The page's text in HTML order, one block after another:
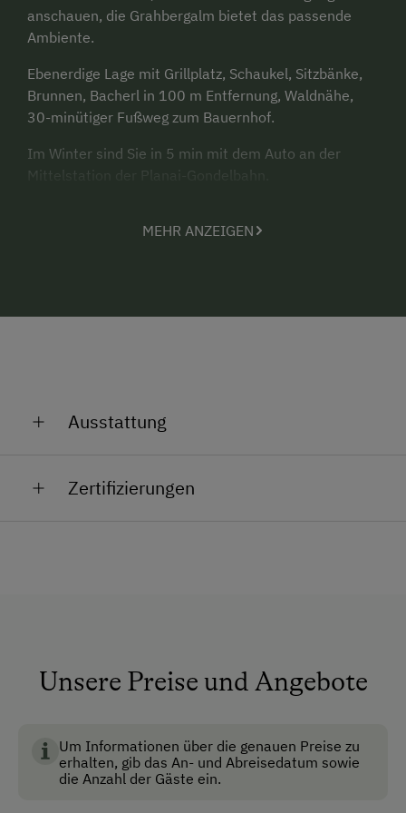
anschauen, die Grahbergalm bietet das passende
Ambiente.
Ebenerdige Lage mit Grillplatz, Schaukel, Sitzbänke,
Brunnen, Bacherl in 100 m Entfernung, Waldnähe,
30-minütiger Fußweg zum Bauernhof.
Im Winter sind Sie in 5 min mit dem Auto an der
Mittelstation der Planai-Gondelbahn.
MEHR ANZEIGEN
Ausstattung
Brunnen vor der Hütte
Auto
Taxi
Zug
Zertifizierungen
Bio Ennstal steht für hochwertige, regional erzeugte
Bio-Lebensmittel aus dem Ennstal, die
vereinen.
Unsere Preise und Angebote
Um Informationen über die genauen Preise zu
erhalten, gib das An- und Abreisedatum sowie
die Anzahl der Gäste ein.